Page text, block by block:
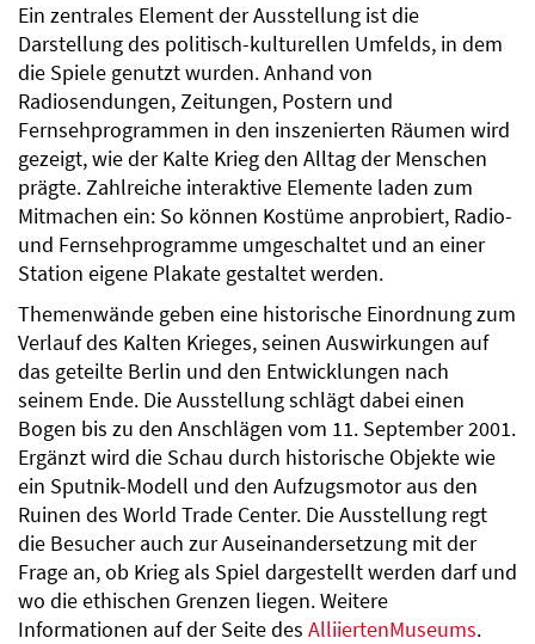
Ein zentrales Element der Ausstellung ist die
Darstellung des politisch-kulturellen Umfelds, in dem
die Spiele genutzt wurden. Anhand von
Radiosendungen, Zeitungen, Postern und
Fernsehprogrammen in den inszenierten Räumen wird
gezeigt, wie der Kalte Krieg den Alltag der Menschen
prägte. Zahlreiche interaktive Elemente laden zum
Mitmachen ein: So können Kostüme anprobiert, Radio-
und Fernsehprogramme umgeschaltet und an einer
Station eigene Plakate gestaltet werden.
Themenwände geben eine historische Einordnung zum
Verlauf des Kalten Krieges, seinen Auswirkungen auf
das geteilte Berlin und den Entwicklungen nach
seinem Ende. Die Ausstellung schlägt dabei einen
Bogen bis zu den Anschlägen vom 11. September 2001.
Ergänzt wird die Schau durch historische Objekte wie
ein Sputnik-Modell und den Aufzugsmotor aus den
Ruinen des World Trade Center. Die Ausstellung regt
die Besucher auch zur Auseinandersetzung mit der
Frage an, ob Krieg als Spiel dargestellt werden darf und
wo die ethischen Grenzen liegen. Weitere
Informationen auf der Seite des AlliiertenMuseums.